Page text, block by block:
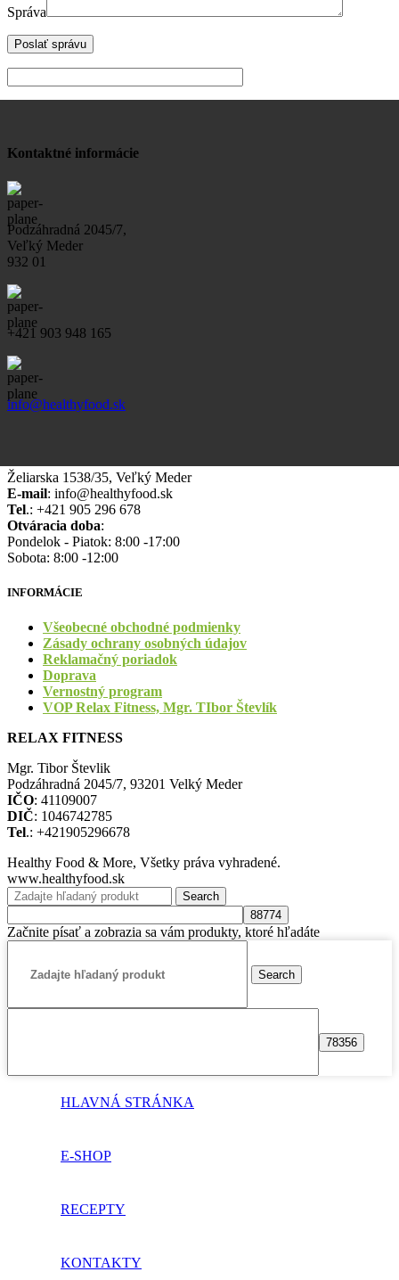
Správa
Kontaktné informácie
Podzáhradná 2045/7,
Veľký Meder
932 01
+421 903 948 165
info@healthyfood.sk
Želiarska 1538/35, Veľký Meder
E-mail: info@healthyfood.sk
Tel.: +421 905 296 678
Otváracia doba:
Pondelok - Piatok: 8:00 -17:00
Sobota: 8:00 -12:00
INFORMÁCIE
Všeobecné obchodné podmienky
Zásady ochrany osobných údajov
Reklamačný poriadok
Doprava
Vernostný program
VOP Relax Fitness, Mgr. TIbor Števlík
RELAX FITNESS
Mgr. Tibor Števlik
Podzáhradná 2045/7, 93201 Velký Meder
IČO: 41109007
DIČ: 1046742785
Tel.: +421905296678
Healthy Food & More, Všetky práva vyhradené.
www.healthyfood.sk
Search
Začnite písať a zobrazia sa vám produkty, ktoré hľadáte
Search
HLAVNÁ STRÁNKA
E-SHOP
RECEPTY
KONTAKTY